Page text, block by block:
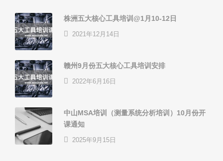
株洲五大核心工具培训@1月10-12日
2021年12月14日
赣州9月份五大核心工具培训安排
2022年6月16日
中山MSA培训（测量系统分析培训）10月份开
课通知
2025年9月15日